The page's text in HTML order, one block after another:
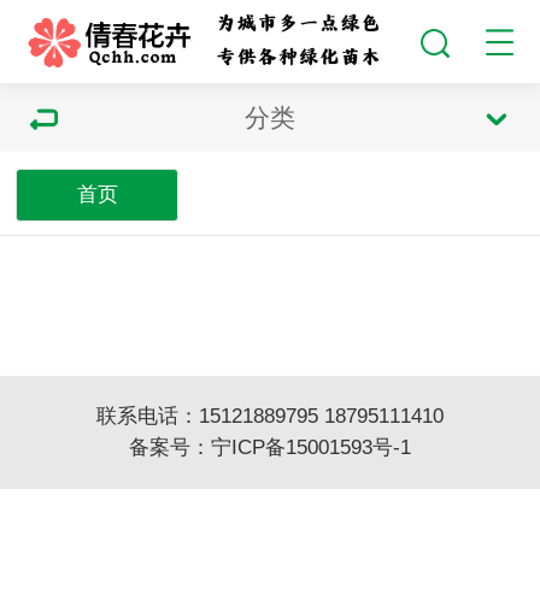
分类
首页
联系电话：15121889795 18795111410
备案号： 宁ICP备15001593号-1